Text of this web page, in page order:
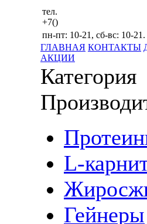
тел.
+7()
пн-пт: 10-21, сб-вс: 10-21.
ГЛАВНАЯ КОНТАКТЫ
АКЦИИ
Категория
L-
Гейнеры